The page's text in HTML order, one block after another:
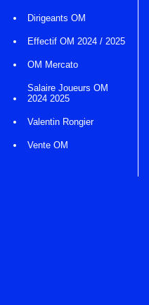
Dirigeants OM
Effectif OM 2024 / 2025
OM Mercato
Salaire Joueurs OM
2024 2025
Valentin Rongier
Vente OM